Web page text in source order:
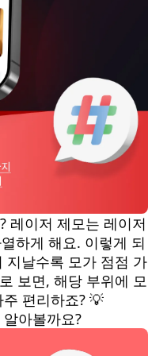
레이저 제모는 레이저
하게 해요. 이렇게 되
지날수록 모가 점점 가
보면, 해당 부위에 모
편리하죠? 💡
아볼까요?